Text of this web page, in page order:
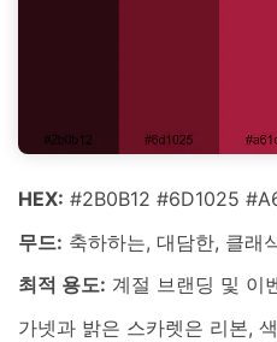
HEX: #2B0B12 #6D1025
무드: 축하하는, 대담한, 클래
최적 용도: 계절 브랜딩 및 이
가넷과 밝은 스카렛은 리본,